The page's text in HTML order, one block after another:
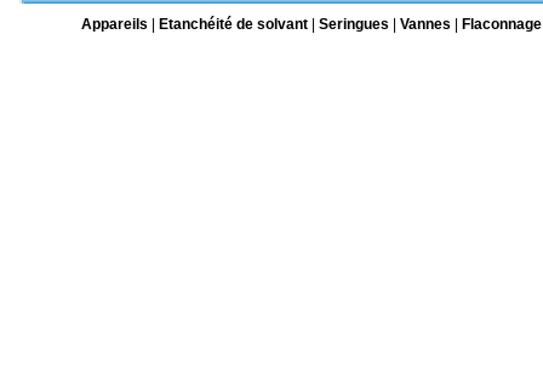
Appareils
Etanchéité de solvant Seringues Vannes Flaconnage